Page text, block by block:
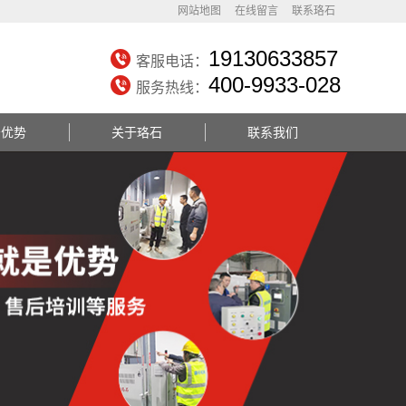
网站地图 在线留言 联系珞石
客服电话： 19130633857
服务热线： 400-9933-028
势 关于珞石 联系我们